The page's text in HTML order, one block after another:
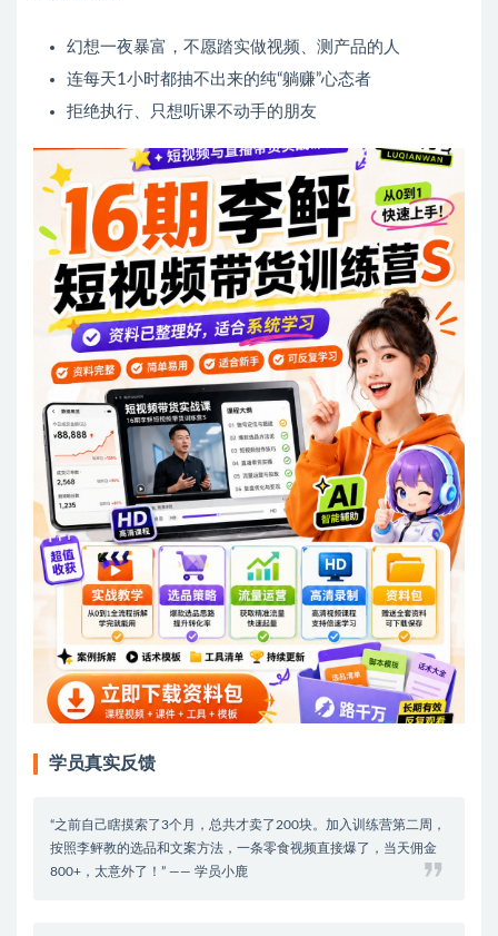
幻想一夜暴富，不愿踏实做视频、测产品的人
连每天1小时都抽不出来的纯“躺赚”心态者
拒绝执行、只想听课不动手的朋友
学员真实反馈
“之前自己瞎摸索了3个月，总共才卖了200块。加入训练营第二周，
按照李鲆教的选品和文案方法，一条零食视频直接爆了，当天佣金
800+，太意外了！” —— 学员小鹿